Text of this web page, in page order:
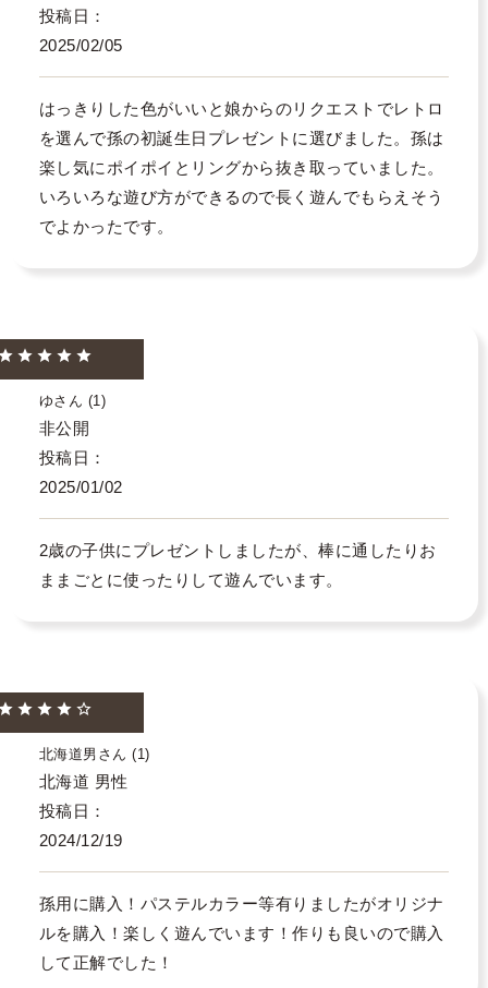
投稿日
2025/02/05
はっきりした色がいいと娘からのリクエストでレトロ
を選んで孫の初誕生日プレゼントに選びました。孫は
楽し気にポイポイとリングから抜き取っていました。
いろいろな遊び方ができるので長く遊んでもらえそう
でよかったです。
ゆ 1
非公開
投稿日
2025/01/02
2歳の子供にプレゼントしましたが、棒に通したりお
ままごとに使ったりして遊んでいます。
北海道男 1
北海道 男性
投稿日
2024/12/19
孫用に購入！パステルカラー等有りましたがオリジナ
ルを購入！楽しく遊んでいます！作りも良いので購入
して正解でした！